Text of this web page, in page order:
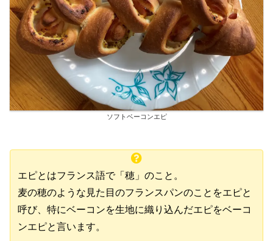
ソフトベーコンエピ
エピとはフランス語で「穂」のこと。
麦の穂のような見た目のフランスパンのことをエピと
呼び、特にベーコンを生地に織り込んだエピをベーコ
ンエピと言います。